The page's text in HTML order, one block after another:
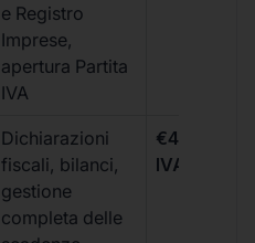
e Registro
Imprese,
apertura Partita
IVA
Dichiarazioni
fiscali, bilanci,
gestione
completa delle
€499 +
IVA/